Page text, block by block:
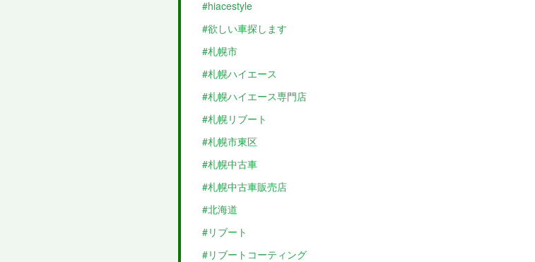
#hiacestyle
#欲しい車探します
#札幌市
#札幌ハイエース
#札幌ハイエース専門店
#札幌リブート
#札幌市東区
#札幌中古車
#札幌中古車販売店
#北海道
#リブート
#リブートコーティング